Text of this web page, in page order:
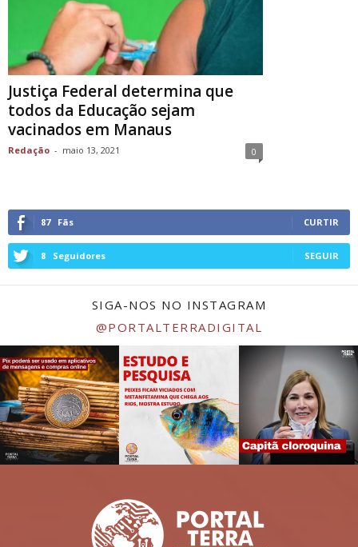
Justiça Federal determina que
todos da Educação sejam
vacinados em Manaus
Redação - maio 13, 2021 0
87 Fãs CURTIR
8 Seguidores SEGUIR
SIGA-NOS NO INSTAGRAM
@PORTALTERRADIGITAL